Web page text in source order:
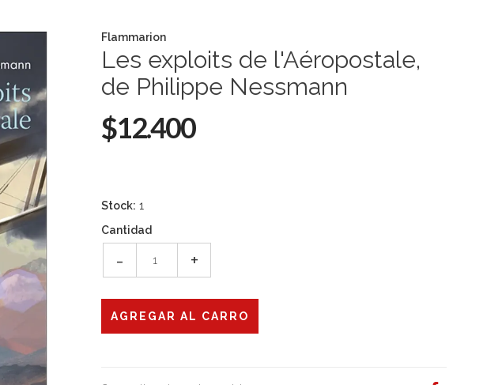
Flammarion
Les exploits de l'Aéropostale,
de Philippe Nessmann
$12.400
Stock: 1
Cantidad
- +